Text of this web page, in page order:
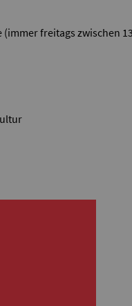
freitags zwischen